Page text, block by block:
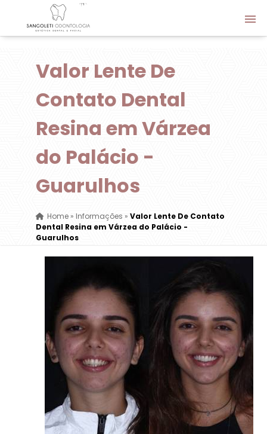
Valor Lente De
Contato Dental
Resina em Várzea
do Palácio -
Guarulhos
Home» Informações » Valor Lente De Contato
Dental Resina em Várzea do Palácio -
Guarulhos